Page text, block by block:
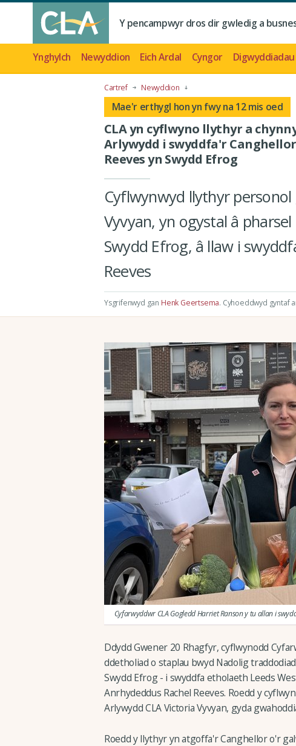
Y pencampwyr dros dir gwledig a
Ynghylch Newyddion Eich Ardal Cyngor Digwyddiadau
Cartref Newyddion
Mae'r erthygl hon yn fwy na 12 mis oed
CLA yn cyflwyno llythyr a
Arlywydd i swyddfa'r
Reeves yn Swydd Efrog
Cyflwynwyd llythyr personol
Vyvyan, yn ogystal â
Swydd Efrog, â llaw i
Reeves
Ysgrifenwyd gan Henk Geertsema. Cyhoeddwyd gyntaf
Cyfarwyddwr CLA Gogledd Harriet Ranson y tu allan i
Ddydd Gwener 20 Rhagfyr, cyflwynodd
ddetholiad o staplau bwyd Nadolig
Swydd Efrog - i swyddfa etholaeth Leeds
Anrhydeddus Rachel Reeves. Roedd y
Arlywydd CLA Victoria Vyvyan, gyda
Roedd y llythyr yn atgoffa'r Canghellor o'r